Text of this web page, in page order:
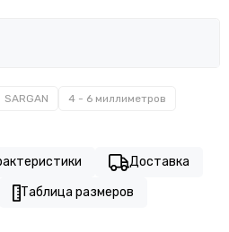
SARGAN 4 - 6 миллиметров
Доставка
Таблица размеров